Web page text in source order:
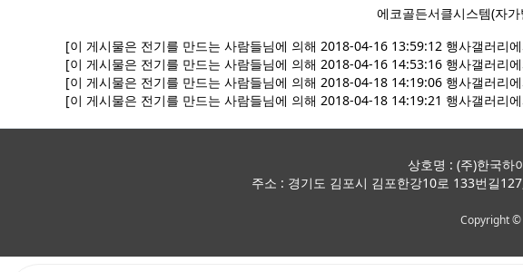
에코골든서클시스템(자
[이 게시물은 전기를 만드는 사람들님에 의해 2018-04-16 13:59:12 행사갤러리
[이 게시물은 전기를 만드는 사람들님에 의해 2018-04-16 14:53:16 행사갤러리
[이 게시물은 전기를 만드는 사람들님에 의해 2018-04-18 14:19:06 행사갤러리
[이 게시물은 전기를 만드는 사람들님에 의해 2018-04-18 14:19:21 행사갤러리
상호명 : (주)한국
주소 : 경기도 김포시 김포한강10로 133번길
Copyright ©